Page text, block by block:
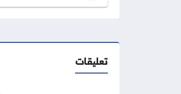
تعليقات